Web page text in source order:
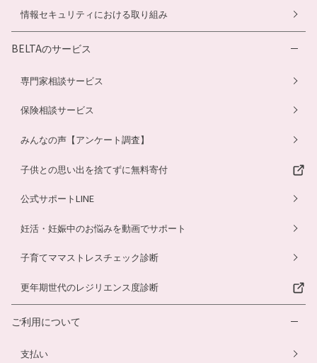
情報セキュリティにおける取り組み
BELTAのサービス
専門家相談サービス
保険相談サービス
みんなの声【アンケート調査】
子供との思い出を捨てずに無料寄付
公式サポートLINE
妊活・妊娠中のお悩みを動画でサポート
子育てママストレスチェック診断
更年期世代のレジリエンス度診断
ご利用について
支払い